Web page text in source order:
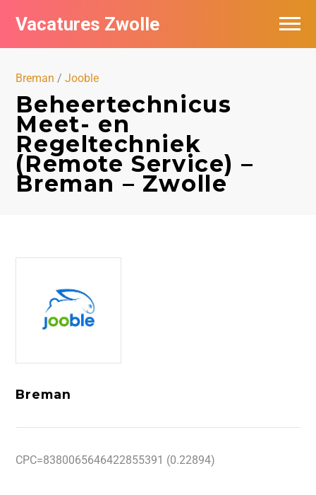
Vacatures Zwolle
Breman /Jooble
Beheertechnicus
Meet- en
Regeltechniek
(Remote Service) –
Breman – Zwolle
Breman
CPC=8380065646422855391 (0.22894)
Vacatures per bedrijf
Nieuwsbrief feed